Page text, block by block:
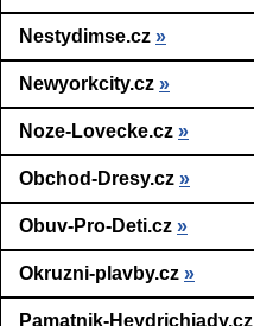
Nestydimse.cz »
Newyorkcity.cz »
Noze-Lovecke.cz »
Obchod-Dresy.cz »
Obuv-Pro-Deti.cz »
Okruzni-plavby.cz »
Pamatnik-Heydrichiady.cz